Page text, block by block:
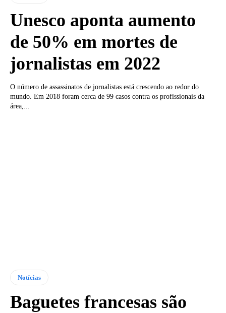
Unesco aponta aumento
de 50% em mortes de
jornalistas em 2022
O número de assassinatos de jornalistas está crescendo ao redor do
mundo. Em 2018 foram cerca de 99 casos contra os profissionais da
área,...
Notícias
Baguetes francesas são